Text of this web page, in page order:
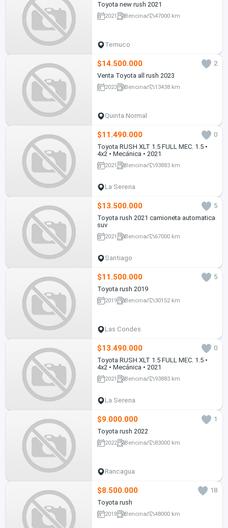
Toyota new rush 2021
2021 Bencina 47000 km
Temuco
$14.500.000
2
Venta Toyota all rush 2023
2023 Bencina 13438 km
Quinta Normal
$11.490.000
0
Toyota RUSH XLT 1.5 FULL MEC. 1.5 •
4x2 • Mecánica • 2021
2021 Bencina 93883 km
La Serena
$13.500.000
5
Toyota rush 2021 camioneta automatica
suv
2021 Bencina 67000 km
Santiago
$11.500.000
5
Toyota rush 2019
2019 Bencina 30152 km
Las Condes
$13.490.000
0
Toyota RUSH XLT 1.5 FULL MEC. 1.5 •
4x2 • Mecánica • 2021
2021 Bencina 93883 km
La Serena
$9.000.000
1
Toyota rush 2022
2022 Bencina 83000 km
Rancagua
$8.500.000
18
Toyota rush
2018 Bencina 48000 km